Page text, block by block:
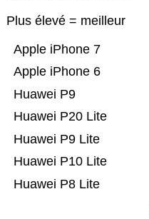
Plus élevé = meilleur
Huawei P8 Lite
Huawei P10 Lite
Huawei P9 Lite
Huawei P20 Lite
Huawei P9
Apple iPhone 6
Apple iPhone 7